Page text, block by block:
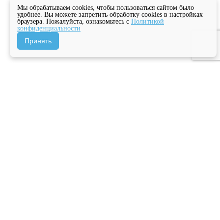
Мы обрабатываем cookies, чтобы пользоваться сайтом было
удобнее. Вы можете запретить обработку cookies в настройках
браузера. Пожалуйста, ознакомьтесь с Политикой
конфиденциальности
Принять